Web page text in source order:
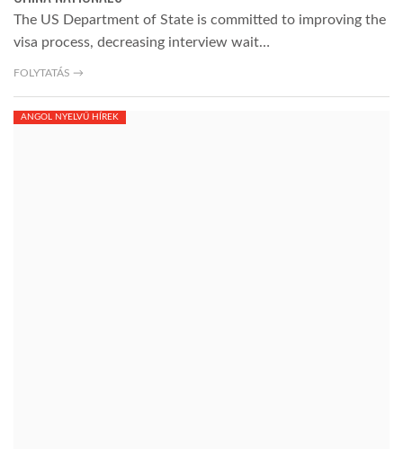
The US Department of State is committed to improving the
visa process, decreasing interview wait…
FOLYTATÁS →
ANGOL NYELVŰ HÍREK